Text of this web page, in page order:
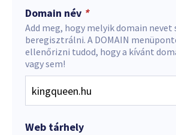
Domain név *
Add meg, hogy melyik domain nevet
beregisztrálni. A DOMAIN
ellenőrizni tudod, hogy a kívánt
vagy sem!
Web tárhely